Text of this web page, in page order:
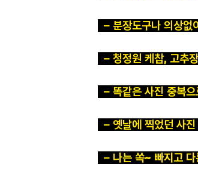
– 분장도구나 의상없
– 청정원 케찹, 고추
– 똑같은 사진 중복
– 옛날에 찍었던 사
– 나는 쏙~ 빠지고